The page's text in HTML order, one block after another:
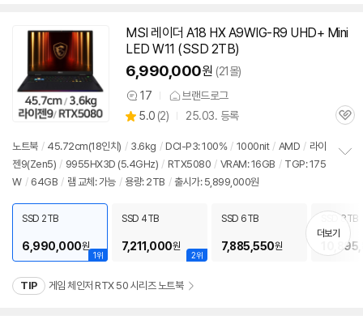
MSI 레이더 A18 HX A9WIG-R9 UHD+ Mini
LED W11 (SSD 2TB)
6,990,000원 (21몰)
상
품
견
17 브랜드로그
별
점
5.0 (상
리
뷰
2) 25.03. 등록
관
노트북 / 45.72cm(18인치) / 3.6kg / DCI-P3: 100% / 1000nit / AMD / 라이
젠9(Zen5) / 9955HX3D (5.4GHz) / RTX5080 / VRAM: 16GB / TGP: 175
W / 64GB / 램 교체: 가능 / 용량: 2TB / 출시가: 5,899,000원
치
기
1위
SSD 2TB
6,990,000원
2위
SSD 4TB
7,211,000원
SSD 6TB
7,885,550원
SSD 8TB
더보기
TIP 게임 체인저 RTX 50 시리즈 노트북